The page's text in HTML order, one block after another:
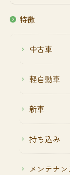
特徴
中古車
軽自動車
新車
持ち込み
メンテナン